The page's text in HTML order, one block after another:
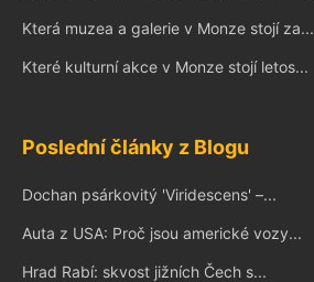
Která muzea a galerie v Monze stojí za...
Které kulturní akce v Monze stojí letos...
Poslední články z Blogu
Dochan psárkovitý 'Viridescens' –...
Auta z USA: Proč jsou americké vozy...
Hrad Rabí: skvost jižních Čech s...